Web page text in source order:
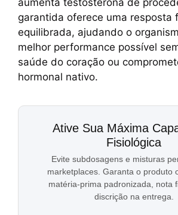
garantida oferece uma resposta
equilibrada, ajudando o
melhor performance possível
saúde do coração ou
hormonal nativo.
Ative Sua Máxima
Fisiológica
Evite subdosagens e misturas
marketplaces. Garanta o produto
matéria-prima padronizada, nota
discrição na entrega.